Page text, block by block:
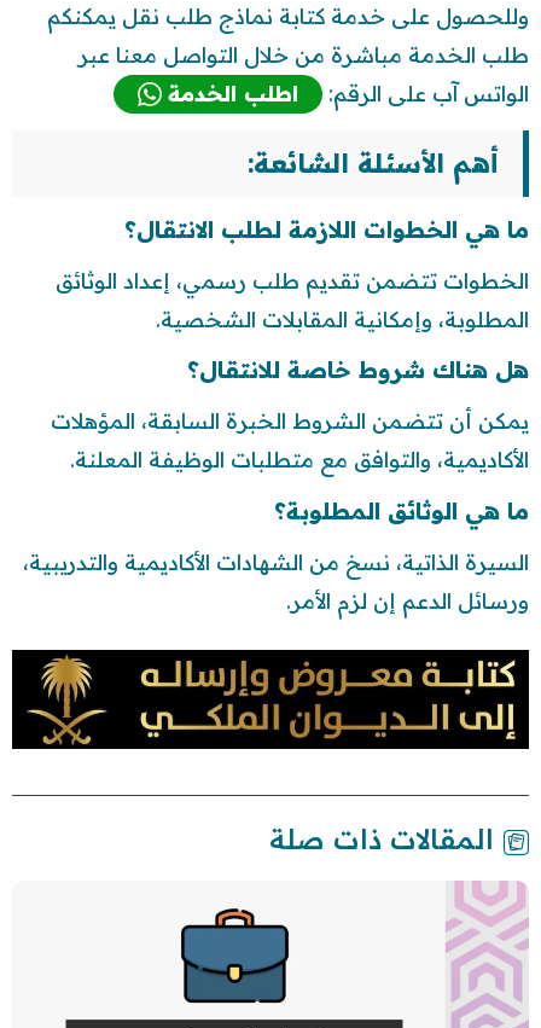
وللحصول على خدمة كتابة نماذج طلب نقل يمكنكم
طلب الخدمة مباشرة من خلال التواصل معنا عبر
الواتس آب على الرقم:
اطلب الخدمة
أهم الأسئلة الشائعة:
ما هي الخطوات اللازمة لطلب الانتقال؟
الخطوات تتضمن تقديم طلب رسمي، إعداد الوثائق
المطلوبة، وإمكانية المقابلات الشخصية.
هل هناك شروط خاصة للانتقال؟
يمكن أن تتضمن الشروط الخبرة السابقة، المؤهلات
الأكاديمية، والتوافق مع متطلبات الوظيفة المعلنة.
ما هي الوثائق المطلوبة؟
السيرة الذاتية، نسخ من الشهادات الأكاديمية والتدريبية،
ورسائل الدعم إن لزم الأمر.
المقالات ذات صلة